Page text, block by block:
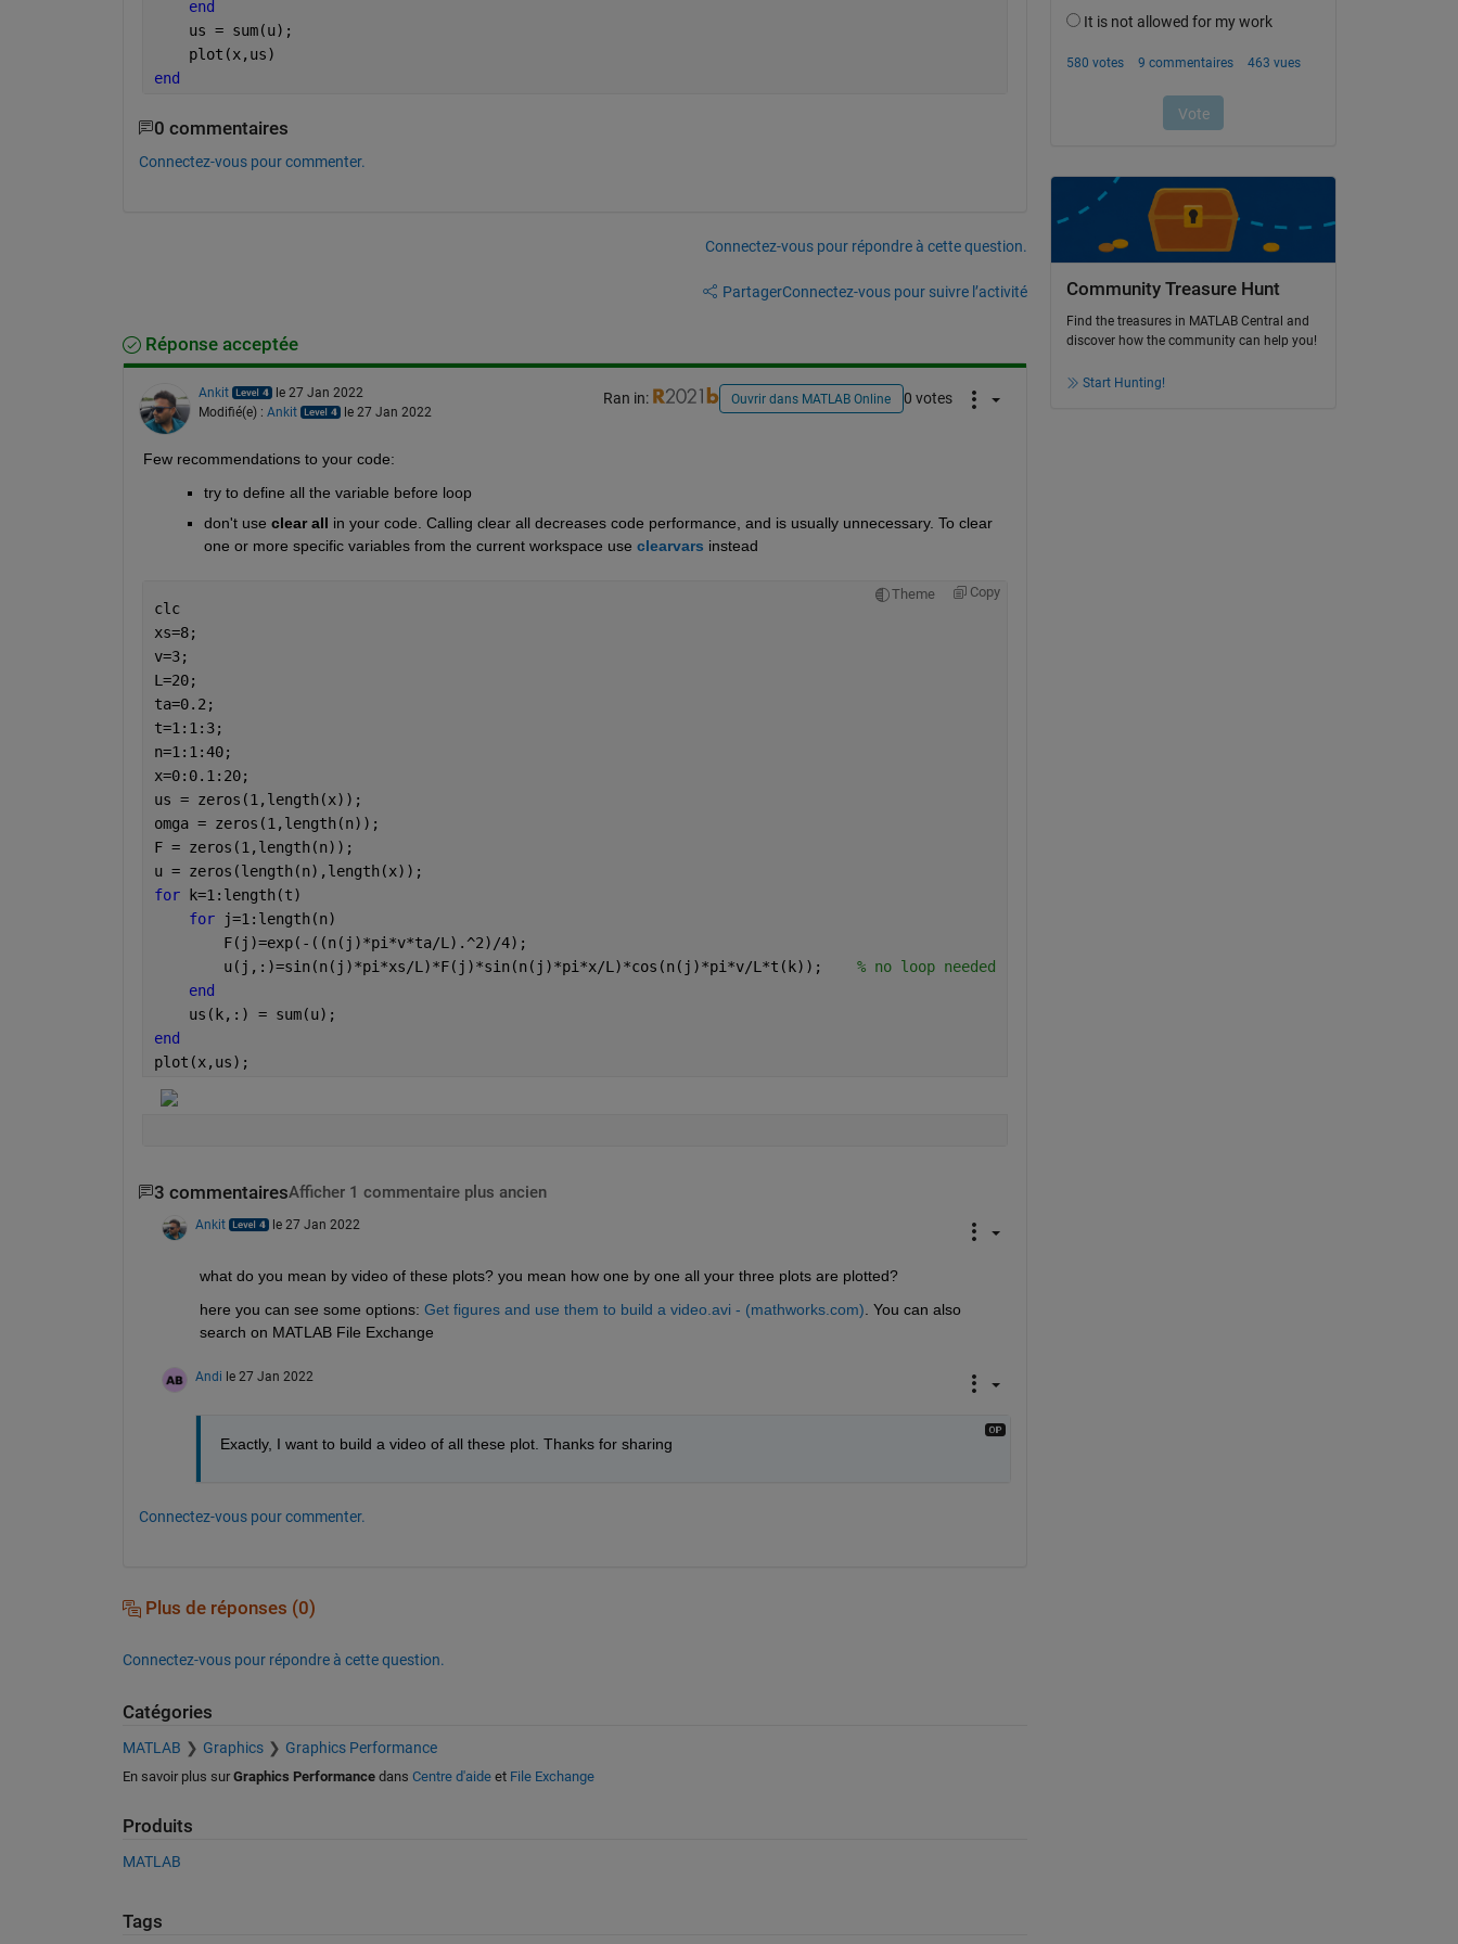
end
    us = sum(u);
    plot(x,us)
end
0 commentaires
Connectez-vous pour commenter.
Connectez-vous pour répondre à cette question.
PartagerConnectez-vous pour suivre l’activité
Réponse acceptée
Ankit
le 27 Jan 2022
Modifié(e) : Ankit le 27 Jan 2022
Ran in: Ouvrir dans MATLAB Online 0 votes
Few recommendations to your code:
try to define all the variable before loop
don't use clear all in your code. Calling clear all decreases code performance, and is usually unnecessary. To clear
one or more specific variables from the current workspace use clearvars instead
Theme Copy
clc
xs=8;
v=3;
L=20;
ta=0.2;
t=1:1:3;
n=1:1:40;
x=0:0.1:20;
us = zeros(1,length(x));
omga = zeros(1,length(n));
F = zeros(1,length(n));
u = zeros(length(n),length(x));
for
k=1:length(t)
for
j=1:length(n)
        F(j)=exp(-((n(j)*pi*v*ta/L).^2)/4);
        u(j,:)=sin(n(j)*pi*xs/L)*F(j)*sin(n(j)*pi*x/L)*cos(n(j)*pi*v/L*t(k));
% no loop needed
end
    us(k,:) = sum(u);
end
plot(x,us);
3 commentairesAfficher 1 commentaire plus ancien
Ankit le 27 Jan 2022
what do you mean by video of these plots? you mean how one by one all your three plots are plotted?
here you can see some options: Get figures and use them to build a video.avi - (mathworks.com). You can also
search on MATLAB File Exchange
Andi le 27 Jan 2022
Exactly, I want to build a video of all these plot. Thanks for sharing
Connectez-vous pour commenter.
Plus de réponses (0)
Connectez-vous pour répondre à cette question.
Catégories
MATLAB Graphics Graphics Performance
En savoir plus sur Graphics Performancedans Centre d'aideet File Exchange
Produits
MATLAB
Tags
Community Treasure Hunt
Find the treasures in MATLAB Central and
discover how the community can help you!
Start Hunting!